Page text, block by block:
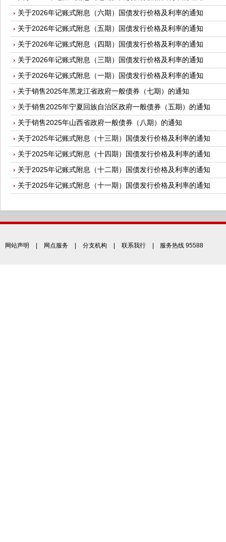
关于2026年记账式附息（六期）国债发行价格及利率的通知
关于2026年记账式附息（五期）国债发行价格及利率的通知
关于2026年记账式附息（四期）国债发行价格及利率的通知
关于2026年记账式附息（三期）国债发行价格及利率的通知
关于2026年记账式附息（一期）国债发行价格及利率的通知
关于销售2025年黑龙江省政府一般债券（七期）的通知
关于销售2025年宁夏回族自治区政府一般债券（五期）的通知
关于销售2025年山西省政府一般债券（八期）的通知
关于2025年记账式附息（十三期）国债发行价格及利率的通知
关于2025年记账式附息（十四期）国债发行价格及利率的通知
关于2025年记账式附息（十二期）国债发行价格及利率的通知
关于2025年记账式附息（十一期）国债发行价格及利率的通知
网站声明 网点服务 分支机构 联系我行 | 服务热线 95588